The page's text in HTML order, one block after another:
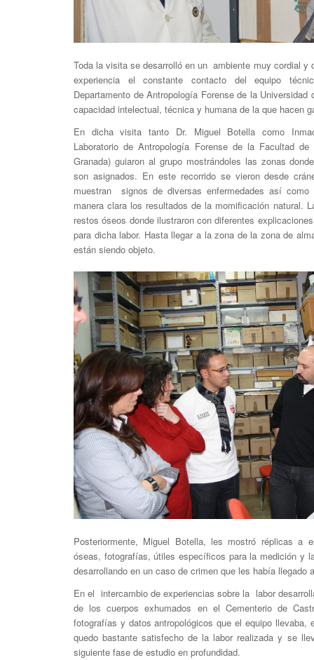
Toda la visita se desarrolló en un ambiente muy cordial y
experiencia el constante contacto del equipo
Departamento de Antropología Forense de la
capacidad intelectual, técnica y humana de la que hacen
En dicha visita tanto Dr. Miguel Botella como
Laboratorio de Antropología Forense de la Facultad
Granada) guiaron al grupo mostrándoles las zonas
son asignados. En este recorrido se vieron desde
muestran signos de diversas enfermedades así
manera clara los resultados de la momificación natural.
restos óseos donde ilustraron con diferentes
para dicha labor. Hasta llegar a la zona de la zona de
están siendo objeto.
Posteriormente, Miguel Botella, les mostró réplicas a
óseas, fotografías, útiles específicos para la medición y
desarrollando en un caso de crimen que les había llegado
En el intercambio de experiencias sobre la labor
de los cuerpos exhumados en el Cementerio de
fotografías y datos antropológicos que el equipo llevaba,
quedo bastante satisfecho de la labor realizada y se
siguiente fase de estudio en profundidad.